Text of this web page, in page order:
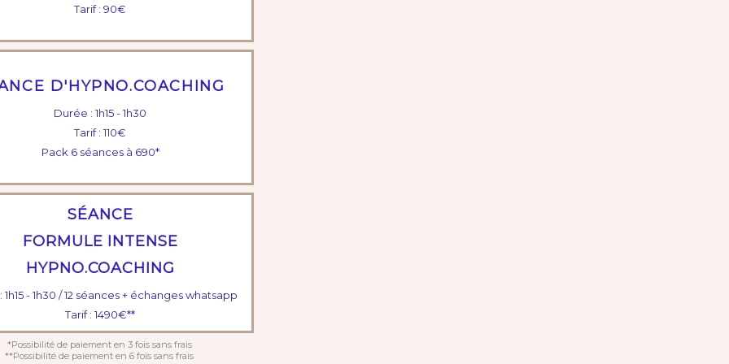
Tarif : 90€
D'HYPNO.COACHING
Durée : 1h15 - 1h30
Tarif : 110€
Pack 6 séances à 690*
SÉANCE
FORMULE INTENSE
HYPNO.COACHING
1h15 - 1h30 / 12 séances + échanges whatsapp
Tarif : 1490€**
*Possibilité de paiement en 3 fois sans frais
**Possibilité de paiement en 6 fois sans frais